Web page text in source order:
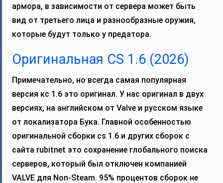
армора, в зависимости от сервера может быть
вид от третьего лица и разнообразные оружия,
которые будут только у предатора.
Оригинальная CS 1.6 (2026)
Примечательно, но всегда самая популярная
версия кс 1.6 это оригинал. У нас оригинал в двух
версиях, на английском от Valve и русском языке
от локализатора Бука. Главной особенностью
оригинальной сборки cs 1.6 и других сборок с
сайта rubitnet это сохранение глобального поиска
серверов, который был отключен компанией
VALVE для Non-Steam. 95% процентов сборок не